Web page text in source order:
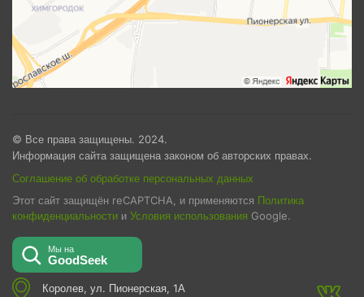
© Все права защищены. 2024.
Информация сайта защищена законом об авторских правах.
Соглашение об обработке персональных данных
Этот сайт защищён reCAPTCHA, и применяются Политика
конфиденциальности и Условия использования Google.
Королев, ул. Пионерская, 1А